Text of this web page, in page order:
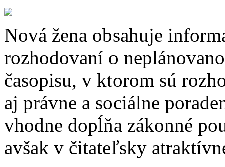
Nová žena obsahuje
rozhodovaní o
časopisu, v ktorom sú
aj právne a sociálne
vhodne dopĺňa zákonné
avšak v čitateľsky